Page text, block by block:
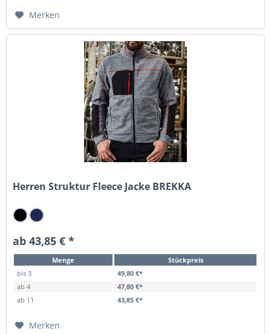
Merken
Herren Struktur Fleece Jacke BREKKA
ab 43,85 € *
Menge
Stückpreis
bis 3
49,80 €*
ab 4
47,80 €*
ab 11 43,85 €*
Merken